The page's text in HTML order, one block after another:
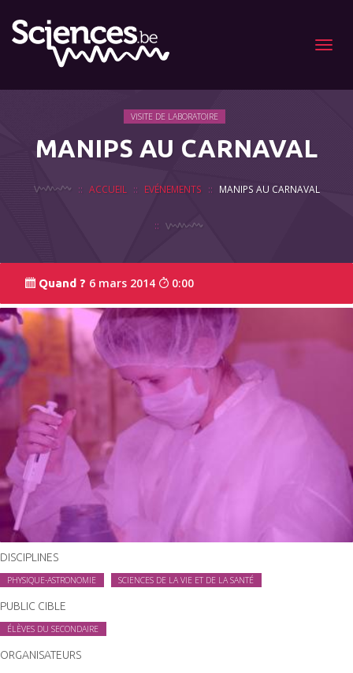
Menu
VISITE DE LABORATOIRE
MANIPS AU CARNAVAL
ACCUEIL EVÉNEMENTS MANIPS AU CARNAVAL
Quand ? 6 mars 2014 0:00
DISCIPLINES
PHYSIQUE-ASTRONOMIE SCIENCES DE LA VIE ET DE LA SANTÉ
PUBLIC CIBLE
ÉLÈVES DU SECONDAIRE
ORGANISATEURS